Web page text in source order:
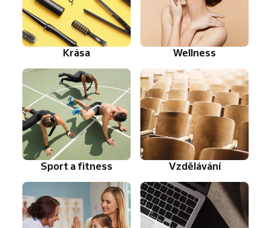
Krása Wellness
Sport a fitness Vzdělávání